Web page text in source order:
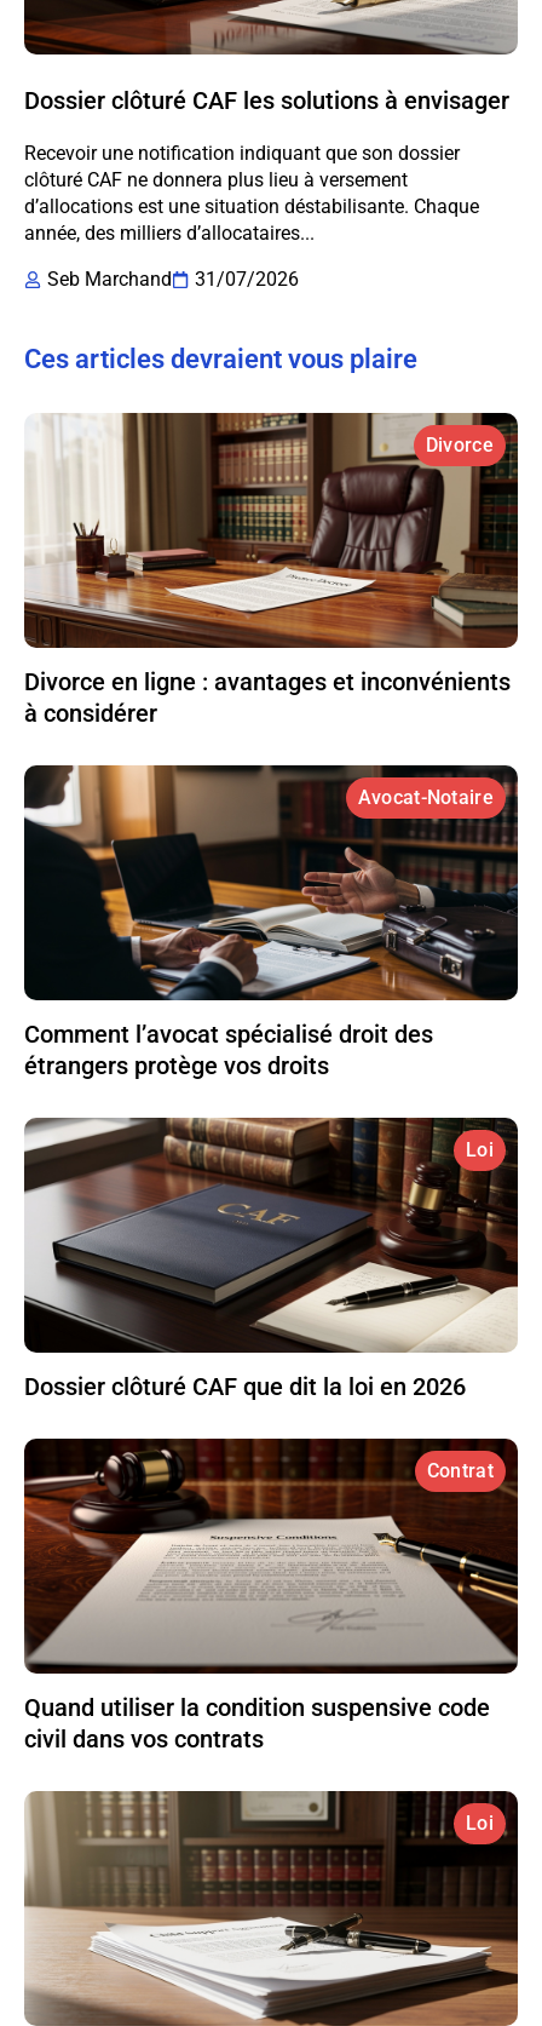
Dossier clôturé CAF les solutions à envisager
Recevoir une notification indiquant que son dossier
clôturé CAF ne donnera plus lieu à versement
d’allocations est une situation déstabilisante. Chaque
année, des milliers d’allocataires...
Seb Marchand
31/07/2026
Ces articles devraient vous plaire
Divorce
Divorce en ligne : avantages et inconvénients
à considérer
Avocat-Notaire
Comment l’avocat spécialisé droit des
étrangers protège vos droits
Loi
Dossier clôturé CAF que dit la loi en 2026
Contrat
Quand utiliser la condition suspensive code
civil dans vos contrats
Loi